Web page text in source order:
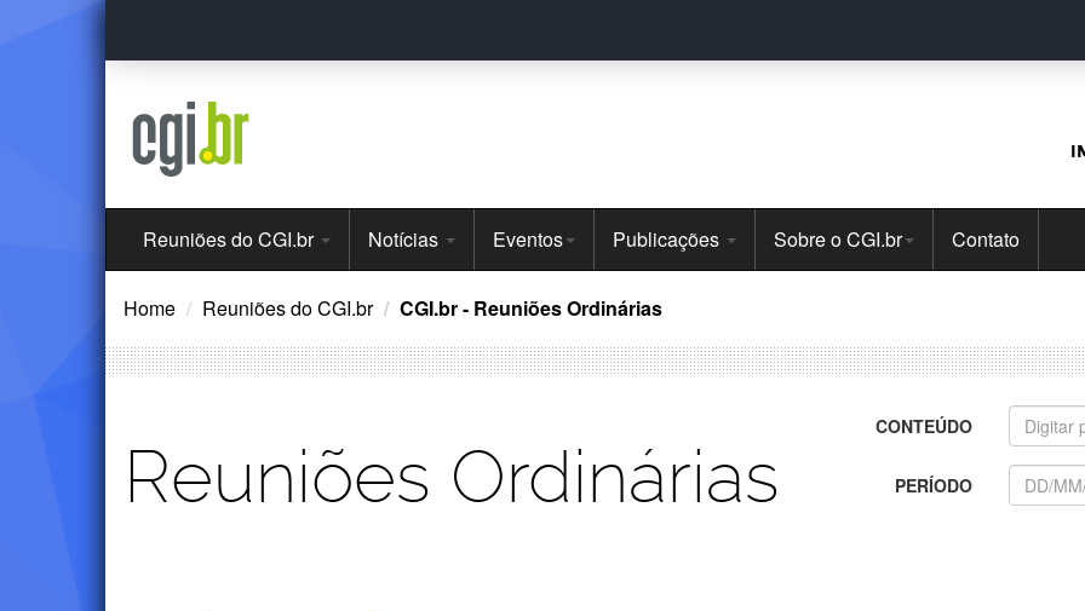
Ir
o
Menu
Principal
Reuniões do CGI.br Notícias Eventos Publicações Sobre o CGI.br Contato
Home Reuniões do CGI.br CGI.br - Reuniões Ordinárias
Reuniões Ordinárias
CONTEÚDO
PERÍODO